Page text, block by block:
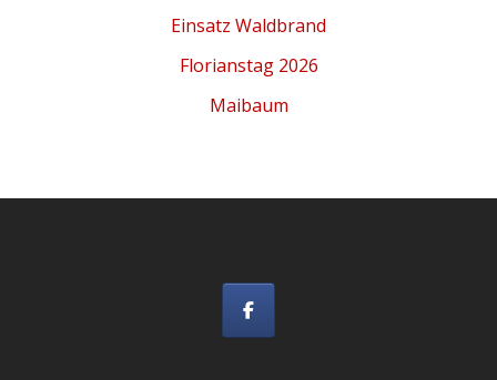
Einsatz Waldbrand
Florianstag 2026
Maibaum